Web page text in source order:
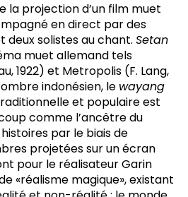
la projection d’un film muet
en direct par des
deux solistes au chant. Setan
muet allemand tels
1922) et Metropolis (F. Lang,
indonésien, le wayang
et populaire est
comme l’ancêtre du
par le biais de
projetées sur un écran
pour le réalisateur Garin
«réalisme magique», existant